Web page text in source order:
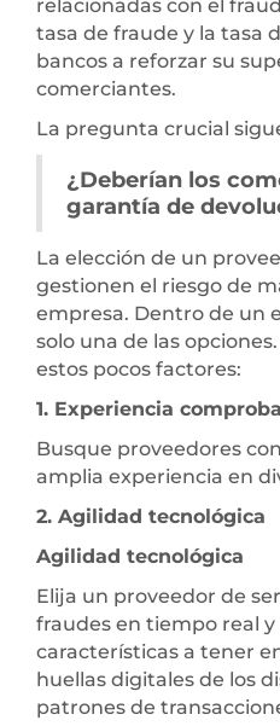
relacionadas con el
tasa de fraude y la tasa
bancos a reforzar su
comerciantes.
La pregunta crucial
¿Deberían los
garantía de
La elección de un
gestionen el riesgo de
empresa. Dentro de un
solo una de las
estos pocos factores:
1. Experiencia
Busque proveedores
amplia experiencia en
2. Agilidad tecnológica
Agilidad tecnológica
Elija un proveedor de
fraudes en tiempo real
características a tener
huellas digitales de los
patrones de